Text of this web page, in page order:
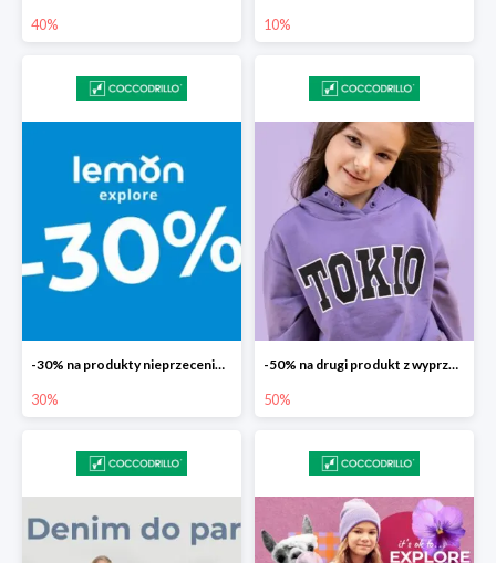
40% 10%
-30% na produkty nieprzecenione Lemon
30%
-50% na drugi produkt z wyprzedaży
50%